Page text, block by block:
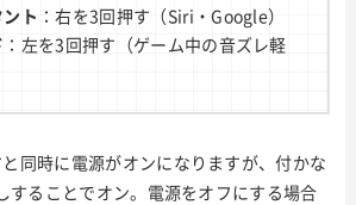
ト ：右を3回押す（Siri・Google）
：左を3回押す（ゲーム中の音ズレ軽
同時に電源がオンになりますが、付かな
することでオン。電源をオフにする場合